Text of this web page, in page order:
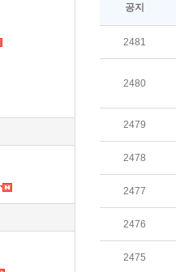
공지
2481
2480
2479
2478
2477
2476
2475